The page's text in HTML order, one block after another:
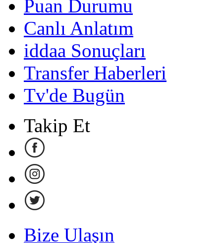
Puan Durumu
Canlı Anlatım
iddaa Sonuçları
Transfer Haberleri
Tv'de Bugün
Takip Et
Bize Ulaşın